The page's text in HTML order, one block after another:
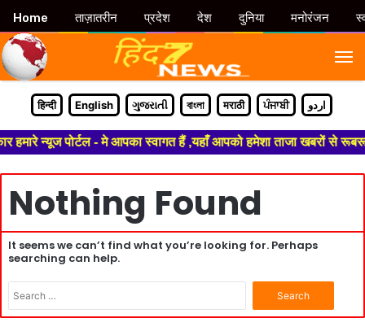
हिन्दी English ગુજરાતી বাংলা मराठी ਪੰਜਾਬੀ اردو
न्यूज पोर्टल - मे आपका स्वागत हैं ,यहाँ आपको हमेशा ताजा खबरों से
Nothing Found
It seems we can’t find what you’re looking for. Perhaps
searching can help.
for:
Home ताज़ातरीन प्रदेश देश दुनिया मनोरंजन